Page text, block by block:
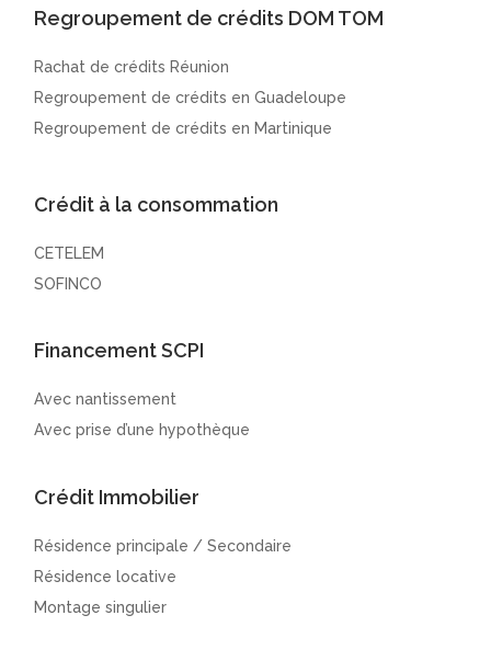
Regroupement de crédits DOM TOM
Rachat de crédits Réunion
Regroupement de crédits en Guadeloupe
Regroupement de crédits en Martinique
Crédit à la consommation
CETELEM
SOFINCO
Financement SCPI
Avec nantissement
Avec prise d’une hypothèque
Crédit Immobilier
Résidence principale / Secondaire
Résidence locative
Montage singulier